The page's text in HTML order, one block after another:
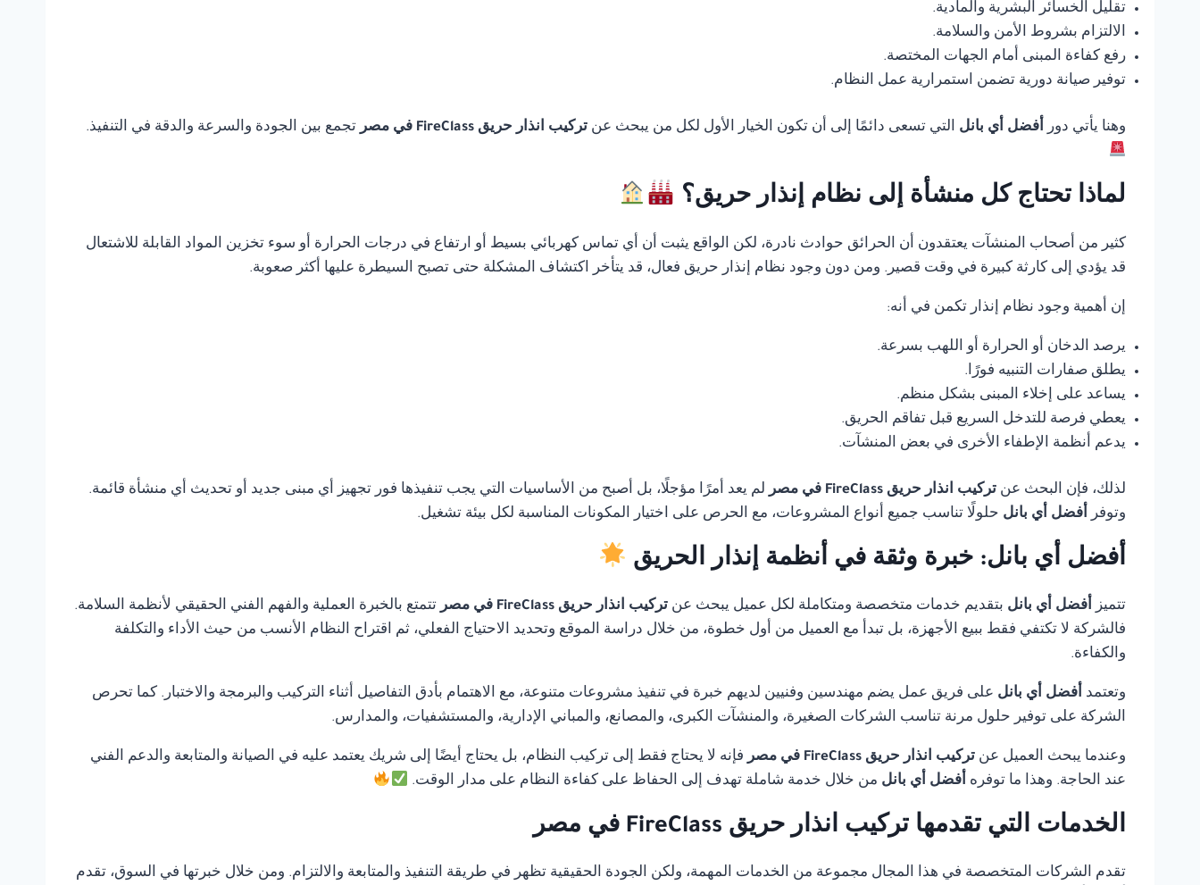
تقليل الخسائر البشرية والمادية.
الالتزام بشروط الأمن والسلامة.
رفع كفاءة المبنى أمام الجهات المختصة.
توفير صيانة دورية تضمن استمرارية عمل النظام.
وهنا يأتي دور أفضل أي بانل التي تسعى دائمًا إلى أن تكون الخيار الأول لكل من يبحث عن تركيب انذار حريق FireClass في مصر تجمع بين الجودة والسرعة والدقة في التنفيذ.
لماذا تحتاج كل منشأة إلى نظام إنذار حريق؟
كثير من أصحاب المنشآت يعتقدون أن الحرائق حوادث نادرة، لكن الواقع يثبت أن أي تماس كهربائي بسيط أو ارتفاع في درجات الحرارة أو سوء تخزين المواد القابلة للاشتعال
قد يؤدي إلى كارثة كبيرة في وقت قصير. ومن دون وجود نظام إنذار حريق فعال، قد يتأخر اكتشاف المشكلة حتى تصبح السيطرة عليها أكثر صعوبة.
إن أهمية وجود نظام إنذار تكمن في أنه:
يرصد الدخان أو الحرارة أو اللهب بسرعة.
يطلق صفارات التنبيه فورًا.
يساعد على إخلاء المبنى بشكل منظم.
يعطي فرصة للتدخل السريع قبل تفاقم الحريق.
يدعم أنظمة الإطفاء الأخرى في بعض المنشآت.
لذلك، فإن البحث عن تركيب انذار حريق FireClass في مصر
لم يعد أمرًا مؤجلًا، بل أصبح من الأساسيات التي يجب تنفيذها فور تجهيز أي مبنى جديد أو تحديث أي منشأة قائمة.
وتوفر أفضل أي بانل حلولًا تناسب جميع أنواع المشروعات، مع الحرص على اختيار المكونات المناسبة لكل بيئة تشغيل.
أفضل أي بانل: خبرة وثقة في أنظمة إنذار الحريق
تتميز أفضل أي بانل بتقديم خدمات متخصصة ومتكاملة لكل عميل يبحث عن تركيب انذار حريق FireClass في مصر
تتمتع بالخبرة العملية والفهم الفني الحقيقي لأنظمة السلامة.
فالشركة لا تكتفي فقط ببيع الأجهزة، بل تبدأ مع العميل من أول خطوة، من خلال دراسة الموقع وتحديد الاحتياج الفعلي، ثم اقتراح النظام الأنسب من حيث الأداء والتكلفة
والكفاءة.
وتعتمد أفضل أي بانل على فريق عمل يضم مهندسين وفنيين لديهم خبرة في تنفيذ مشروعات متنوعة، مع الاهتمام بأدق التفاصيل أثناء التركيب والبرمجة والاختبار. كما تحرص
الشركة على توفير حلول مرنة تناسب الشركات الصغيرة، والمنشآت الكبرى، والمصانع، والمباني الإدارية، والمستشفيات، والمدارس.
وعندما يبحث العميل عن تركيب انذار حريق FireClass في مصر
فإنه لا يحتاج فقط إلى تركيب النظام، بل يحتاج أيضًا إلى شريك يعتمد عليه في الصيانة والمتابعة والدعم الفني
عند الحاجة. وهذا ما توفره أفضل أي بانل من خلال خدمة شاملة تهدف إلى الحفاظ على كفاءة النظام على مدار الوقت.
الخدمات التي تقدمها تركيب انذار حريق FireClass في مصر
تقدم الشركات المتخصصة في هذا المجال مجموعة من الخدمات المهمة، ولكن الجودة الحقيقية تظهر في طريقة التنفيذ والمتابعة والالتزام. ومن خلال خبرتها في السوق، تقدم